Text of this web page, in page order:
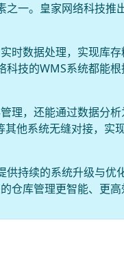
一。皇家网络科技推
时数据处理，实现库
技的WMS系统都能
理，还能通过数据分
他系统无缝对接，实
持续的系统升级与优
仓库管理更智能、更高